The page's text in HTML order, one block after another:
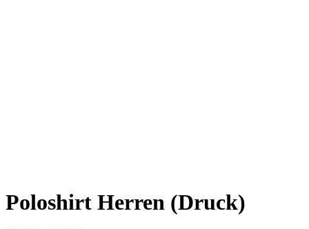
Poloshirt Herren (Druck)